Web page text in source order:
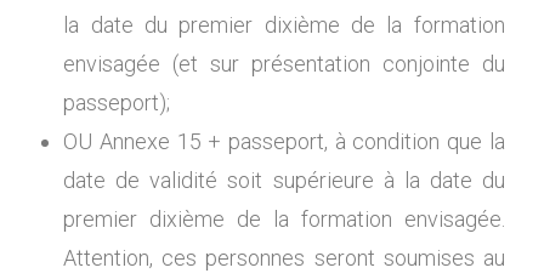
la date du premier dixième de la formation
envisagée (et sur présentation conjointe du
passeport);
OU Annexe 15 + passeport, à condition que la
date de validité soit supérieure à la date du
premier dixième de la formation envisagée.
Attention, ces personnes seront soumises au